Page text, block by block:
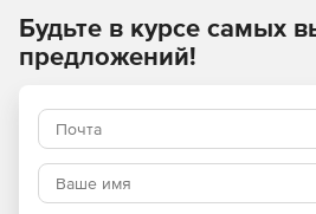
мониторов одновременно, что
если вам необходимо следить за
Кроме того, станция позволяет
самым высоким качеством - 4K
наслаждаться просмотром
проекторах, мониторах и
Будьте в курсе самых
предложений!